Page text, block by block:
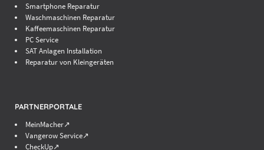
Smartphone Reparatur
Waschmaschinen Reparatur
Kaffeemaschinen Reparatur
PC Service
SAT Anlagen Installation
Reparatur von Kleingeräten
PARTNERPORTALE
MeinMacher↗
Vangerow Service↗
CheckUp↗